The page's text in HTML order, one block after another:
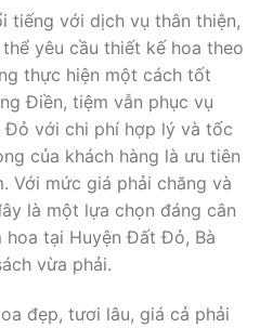
tiếng với dịch vụ thân thiện,
yêu cầu thiết kế hoa theo
thực hiện một cách tốt
Điền, tiệm vẫn phục vụ
Đỏ với chi phí hợp lý và tốc
của khách hàng là ưu tiên
Với mức giá phải chăng và
là một lựa chọn đáng cân
hoa tại Huyện Đất Đỏ, Bà
vừa phải.
đẹp, tươi lâu, giá cả phải